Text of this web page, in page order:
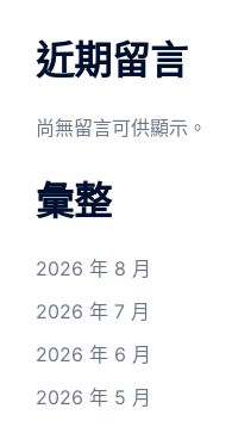
近期留言
尚無留言可供顯示。
彙整
2026 年 8 月
2026 年 7 月
2026 年 6 月
2026 年 5 月